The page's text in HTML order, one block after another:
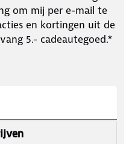
om mij per e-mail te
en kortingen uit de
5.- cadeautegoed.*